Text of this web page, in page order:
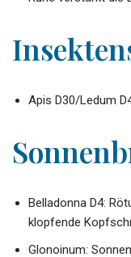
Apis D30/Ledum
Belladonna D4:
klopfende
Glonoinum: